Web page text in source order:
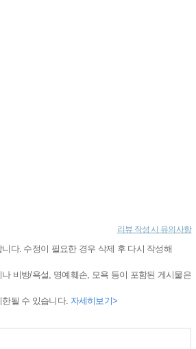
리뷰 작성 시 유의사항
다. 수정이 필요한 경우 삭제 후 다시 작성해
비방/욕설, 명예훼손, 모욕 등이 포함된 게시물은
될 수 있습니다. 자세히보기>